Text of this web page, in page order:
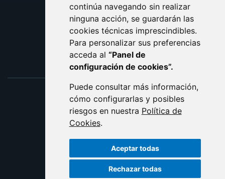
continúa navegando sin realizar
ninguna acción, se guardarán las
cookies técnicas imprescindibles.
Para personalizar sus preferencias
acceda al “Panel de
configuración de cookies”.
Puede consultar más información,
cómo configurarlas y posibles
riesgos en nuestra Política de
Cookies.
Aceptar todas
Rechazar todas
ACCESIBILIDAD
ENLACE EXTERNO AL